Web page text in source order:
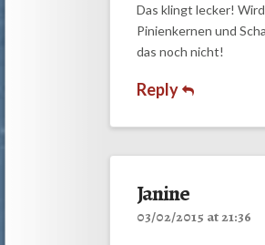
Das klingt lecker!
Pinienkernen und
das noch nicht!
Reply
Janine
03/02/2015 at 21:36